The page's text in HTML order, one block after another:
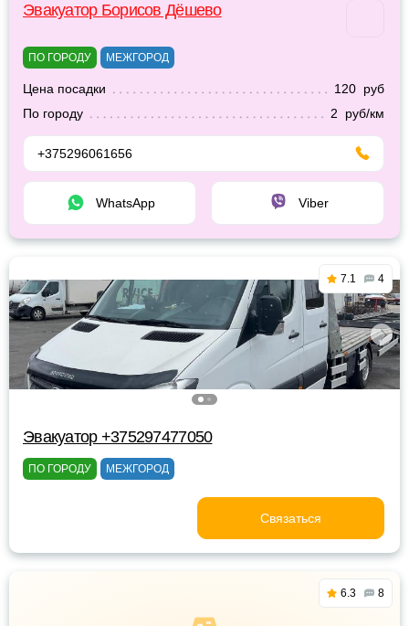
Эвакуатор Борисов Дёшево
ПО ГОРОДУ МЕЖГОРОД
Цена посадки
120 руб
По городу
2 руб/км
+375296061656
WhatsApp Viber
7.1 4
Эвакуатор +375297477050
ПО ГОРОДУ МЕЖГОРОД
Связаться
6.3 8